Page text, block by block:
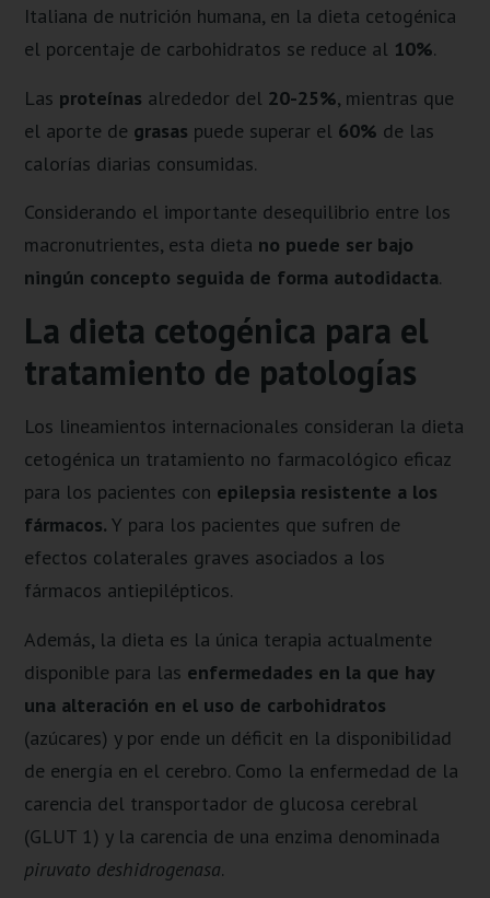
Italiana de nutrición humana, en la dieta cetogénica
el porcentaje de carbohidratos se reduce al 10%.
Las proteínas alrededor del 20-25%, mientras que
el aporte de grasas puede superar el 60% de las
calorías diarias consumidas.
Considerando el importante desequilibrio entre los
macronutrientes, esta dieta no puede ser bajo
ningún concepto seguida de forma autodidacta.
La dieta cetogénica para el
tratamiento de patologías
Los lineamientos internacionales consideran la dieta
cetogénica un tratamiento no farmacológico eficaz
para los pacientes con epilepsia resistente a los
fármacos. Y para los pacientes que sufren de
efectos colaterales graves asociados a los
fármacos antiepilépticos.
Además, la dieta es la única terapia actualmente
disponible para las enfermedades en la que hay
una alteración en el uso de carbohidratos
(azúcares) y por ende un déficit en la disponibilidad
de energía en el cerebro. Como la enfermedad de la
carencia del transportador de glucosa cerebral
(GLUT 1) y la carencia de una enzima denominada
piruvato deshidrogenasa.